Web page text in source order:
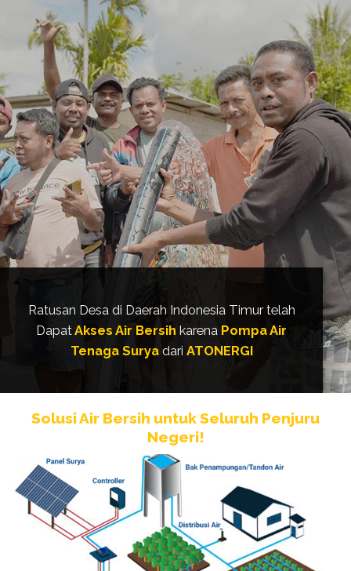
Ratusan Desa di Daerah Indonesia Timur telah
DapatAkses Air Bersihkarena Pompa Air
Tenaga Surya dari ATONERGI
Solusi Air Bersih untuk Seluruh Penjuru
Negeri!